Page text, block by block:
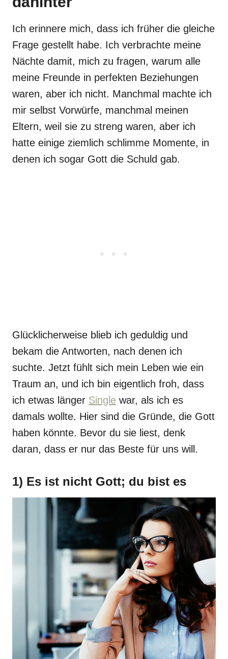
Ich erinnere mich, dass ich früher die gleiche
Frage gestellt habe. Ich verbrachte meine
Nächte damit, mich zu fragen, warum alle
meine Freunde in perfekten Beziehungen
waren, aber ich nicht. Manchmal machte ich
mir selbst Vorwürfe, manchmal meinen
Eltern, weil sie zu streng waren, aber ich
hatte einige ziemlich schlimme Momente, in
denen ich sogar Gott die Schuld gab.
Glücklicherweise blieb ich geduldig und
bekam die Antworten, nach denen ich
suchte. Jetzt fühlt sich mein Leben wie ein
Traum an, und ich bin eigentlich froh, dass
ich etwas länger Single war, als ich es
damals wollte. Hier sind die Gründe, die Gott
haben könnte. Bevor du sie liest, denk
daran, dass er nur das Beste für uns will.
1) Es ist nicht Gott; du bist es